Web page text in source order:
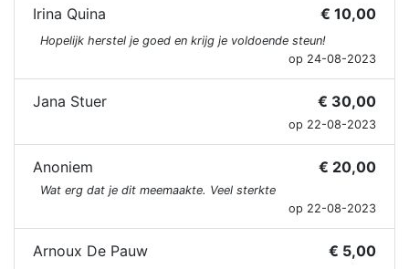
Irina Quina € 10,00
Hopelijk herstel je goed en krijg je voldoende steun!
op 24-08-2023
Jana Stuer € 30,00
op 22-08-2023
Anoniem € 20,00
Wat erg dat je dit meemaakte. Veel sterkte
op 22-08-2023
Arnoux De Pauw € 5,00